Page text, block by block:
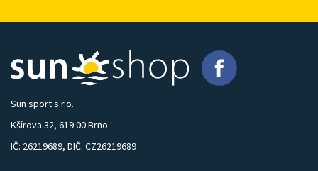
Sun sport s.r.o.
Kšírova 32, 619 00 Brno
IČ: 26219689, DIČ: CZ26219689